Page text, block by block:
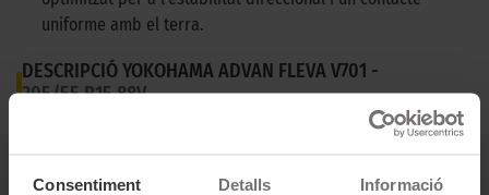
Consentiment Detalls Informació
uniforme amb el terra.
DESCRIPCIÓ YOKOHAMA ADVAN FLEVA V701 -
205/55 R15 88V
plaer del control als conductors de vehicles esportius, tunejats, berlines